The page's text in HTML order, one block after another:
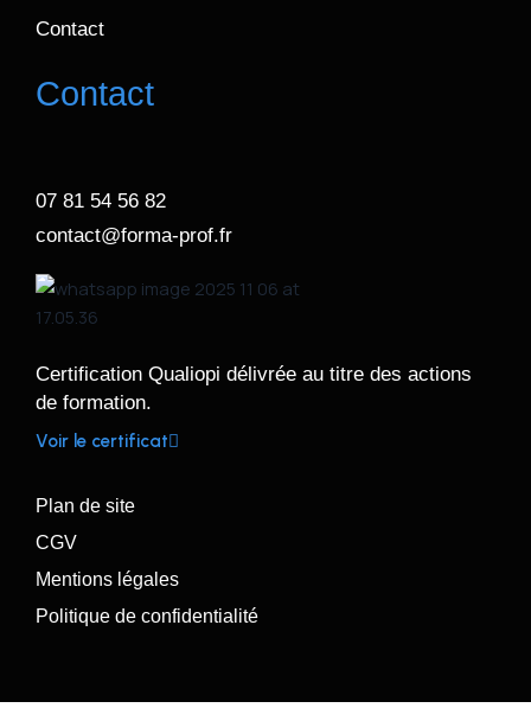
Contact
Contact
07 81 54 56 82
contact@forma-prof.fr
Certification Qualiopi délivrée au titre des actions
de formation.
Voir le certificat
Plan de site
CGV
Mentions légales
Politique de confidentialité